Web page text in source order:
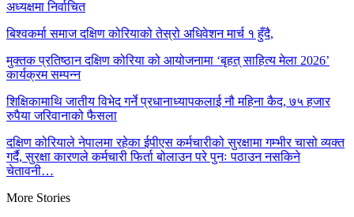
अध्यक्षमा निर्वाचित
बिश्वकर्मा समाज दक्षिण कोरियाको तेस्रो अधिवेशन मार्च १ हुँदै,
मुक्तक प्रतिष्ठान दक्षिण कोरिया को आयोजनामा ‘बृहत् साहित्य मेला 2026’
कार्यक्रम सम्पन्न
शिक्षिकामाथि जातीय विभेद गर्ने प्रधानाध्यापकलाई नौ महिना कैद, ७५ हजार
रुपैया जरिवानाको फैसला
दक्षिण कोरियाले नेपालमा रहेका ईपीएस कर्मचारीको सुरक्षामा गम्भीर चासो व्यक्त
गर्दै, सुरक्षा कारणले कर्मचारी फिर्ता बोलाउन परे पुनः पठाउन नसकिने
चेतावनी…
More Stories